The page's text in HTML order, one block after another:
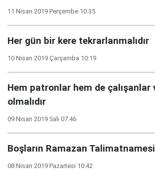
11 Nisan 2019 Perşembe 10:35
Her gün bir kere tekrarlanmalıdır
10 Nisan 2019 Çarşamba 10:19
Hem patronlar hem de çalışanlar
olmalıdır
09 Nisan 2019 Salı 07:46
Boşların Ramazan Talimatnamesi
08 Nisan 2019 Pazartesi 10:42